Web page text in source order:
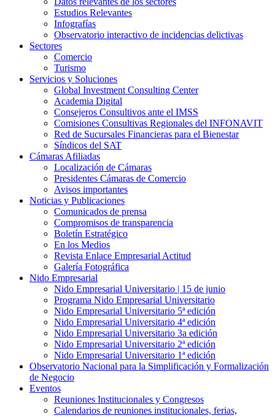
Estudios Relevantes
Infografías
Observatorio interactivo de incidencias delictivas
Sectores
Comercio
Turismo
Servicios y Soluciones
Global Investment Consulting Center
Academia Digital
Consejeros Consultivos ante el IMSS
Comisiones Consultivas Regionales del INFONAVIT
Red de Sucursales Financieras para el Bienestar
Síndicos del SAT
Cámaras Afiliadas
Localización de Cámaras
Presidentes Cámaras de Comercio
Avisos importantes
Noticias y Publicaciones
Comunicados de prensa
Compromisos de transparencia
Boletín Estratégico
En los Medios
Revista Enlace Empresarial Actitud
Galería Fotográfica
Nido Empresarial
Nido Empresarial Universitario | 15 de junio
Programa Nido Empresarial Universitario
Nido Empresarial Universitario 5ª edición
Nido Empresarial Universitario 4ª edición
Nido Empresarial Universitario 3a edición
Nido Empresarial Universitario 2ª edición
Nido Empresarial Universitario 1ª edición
Observatorio Nacional para la Simplificación y Formalización
de Negocio
Eventos
Reuniones Institucionales y Congresos
Calendarios de reuniones institucionales, ferias,